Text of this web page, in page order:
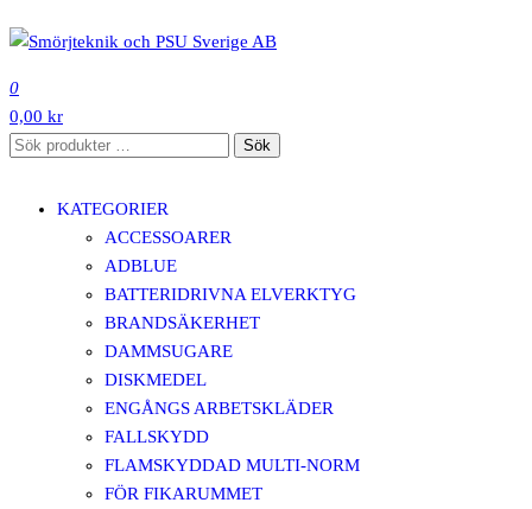
till
innehåll
0
0,00 kr
Sök
Sök
KATEGORIER
ACCESSOARER
ADBLUE
BATTERIDRIVNA ELVERKTYG
BRANDSÄKERHET
DAMMSUGARE
DISKMEDEL
ENGÅNGS ARBETSKLÄDER
FALLSKYDD
FLAMSKYDDAD MULTI-NORM
FÖR FIKARUMMET